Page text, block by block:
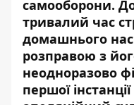
самооборони. До
тривалий час
домашнього
розправою з
неодноразово
першої інстанції